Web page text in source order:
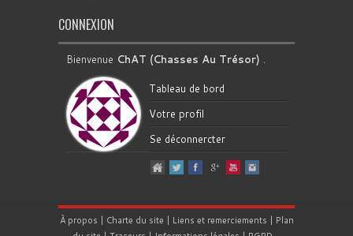
CONNEXION
Bienvenue ChAT (Chasses Au Trésor) .
Tableau de bord
Votre profil
Se déconnercter
À propos | Charte du site | Liens et remerciements | Plan